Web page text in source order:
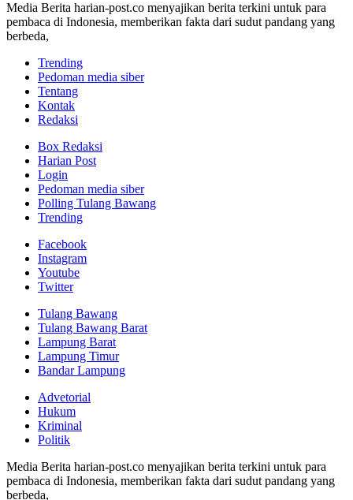
Media Berita harian-post.co menyajikan berita terkini untuk para
pembaca di Indonesia, memberikan fakta dari sudut pandang yang
berbeda,
Trending
Pedoman media siber
Tentang
Kontak
Redaksi
Box Redaksi
Harian Post
Login
Pedoman media siber
Polling Tulang Bawang
Trending
Facebook
Instagram
Youtube
Twitter
Tulang Bawang
Tulang Bawang Barat
Lampung Barat
Lampung Timur
Bandar Lampung
Advetorial
Hukum
Kriminal
Politik
Media Berita harian-post.co menyajikan berita terkini untuk para
pembaca di Indonesia, memberikan fakta dari sudut pandang yang
berbeda,